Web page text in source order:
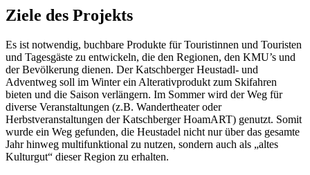
Ziele des Projekts
Es ist notwendig, buchbare Produkte für Touristinnen und Touristen
und Tagesgäste zu entwickeln, die den Regionen, den KMU’s und
der Bevölkerung dienen. Der Katschberger Heustadl- und
Adventweg soll im Winter ein Alterativprodukt zum Skifahren
bieten und die Saison verlängern. Im Sommer wird der Weg für
diverse Veranstaltungen (z.B. Wandertheater oder
Herbstveranstaltungen der Katschberger HoamART) genutzt. Somit
wurde ein Weg gefunden, die Heustadel nicht nur über das gesamte
Jahr hinweg multifunktional zu nutzen, sondern auch als „altes
Kulturgut“ dieser Region zu erhalten.